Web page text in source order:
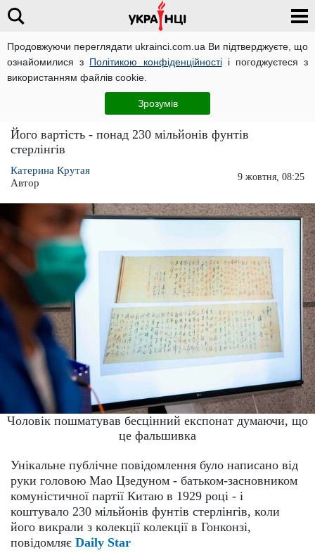
Продовжуючи переглядати ukrainci.com.ua Ви підтверджуєте, що
ознайомилися з Політикою конфіденційностіі погоджуєтеся з
використанням файлів cookie.
Зрозумів
Розваги
Чоловік пошматував бесцінний експонат
думаючи, що це фальшивка
Його вартість - понад 230 мільйонів фунтів
стерлінгів
Катерина Крутая
Автор
9 жовтня, 08:25
Чоловік пошматував бесцінний експонат думаючи, що
це фальшивка
Унікальне публічне повідомлення було написано від
руки головою Мао Цзедуном - батьком-засновником
комуністичної партії Китаю в 1929 році - і
коштувало 230 мільйонів фунтів стерлінгів, коли
його викрали з колекції колекції в Гонконзі,
повідомляє Daily Star